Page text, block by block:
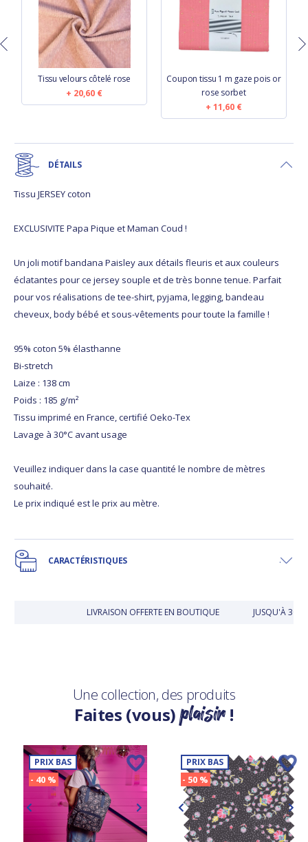
Tissu velours côtelé rose
20,60 €
Coupon tissu 1 m gaze pois or
rose sorbet
11,60 €
DÉTAILS
Tissu JERSEY coton
EXCLUSIVITE Papa Pique et Maman Coud !
Un joli motif bandana Paisley aux détails fleuris et aux couleurs
éclatantes pour ce jersey souple et de très bonne tenue. Parfait
pour vos réalisations de tee-shirt, pyjama, legging, bandeau
cheveux, body bébé et sous-vêtements pour toute la famille !
95% coton 5% élasthanne
Bi-stretch
Laize : 138 cm
Poids : 185 g/m²
Tissu imprimé en France, certifié Oeko-Tex
Lavage à 30°C avant usage
Veuillez indiquer dans la case quantité le nombre de mètres
souhaité.
Le prix indiqué est le prix au mètre.
CARACTÉRISTIQUES
LIVRAISON OFFERTE EN BOUTIQUE JUSQU'À 30
Une collection, des produits
Faites (vous)plaisir!
PRIX BAS
- 40 %
PRIX BAS
- 50 %